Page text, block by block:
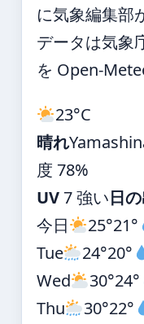
に気象編集部
データは気象
を Open-
23°C
晴れ
度 78%
UV7 強い日
今日
25°21°
Tue
24°20°
Wed
30°24°
Thu
30°22°